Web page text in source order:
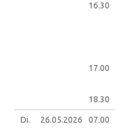
16.30
17.00
18.30
Di. 26.05.2026 07.00